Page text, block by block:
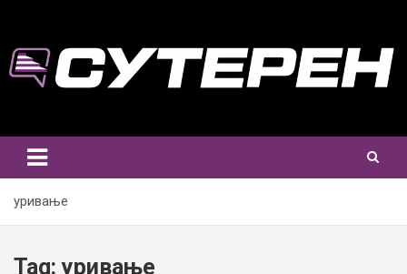
content
уривање
Tag:уривање